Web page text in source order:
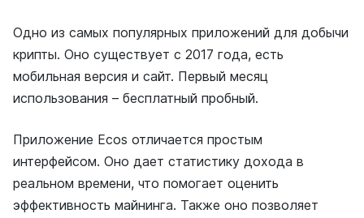
Одно из самых популярных приложений для добычи
крипты. Оно существует с 2017 года, есть
мобильная версия и сайт. Первый месяц
использования – бесплатный пробный.
Приложение Ecos отличается простым
интерфейсом. Оно дает статистику дохода в
реальном времени, что помогает оценить
эффективность майнинга. Также оно позволяет